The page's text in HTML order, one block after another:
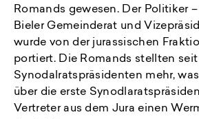
Romands gewesen. Der Politiker
Bieler Gemeinderat und
wurde von der jurassischen
portiert. Die Romands stellten
Synodalratspräsidenten mehr,
über die erste
Vertreter aus dem Jura einen